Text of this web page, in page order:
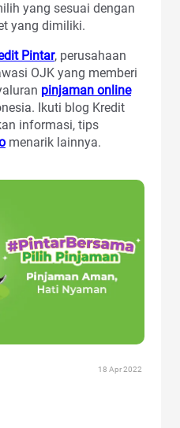
yang sesuai dengan
yang dimiliki.
Pintar, perusahaan
OJK yang memberi
pinjaman online
Ikuti blog Kredit
informasi, tips
menarik lainnya.
18 Apr 2022